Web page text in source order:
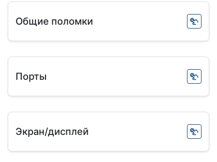
Общие поломки
Порты
Экран/дисплей